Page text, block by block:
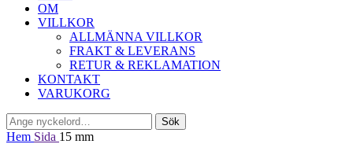
OM
VILLKOR
ALLMÄNNA VILLKOR
FRAKT & LEVERANS
RETUR & REKLAMATION
KONTAKT
VARUKORG
Sök
efter:
Sök
Hem Sida 15 mm